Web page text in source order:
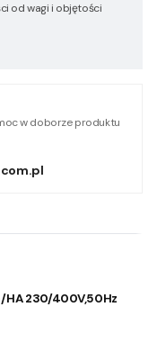
od wagi i objętości
w doborze produktu
230/400V,50Hz